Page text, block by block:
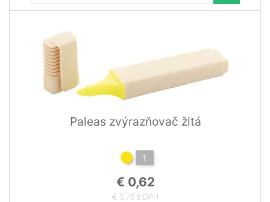
Paleas zvýrazňovač žltá
1
€ 0,62
€ 0,76 s DPH